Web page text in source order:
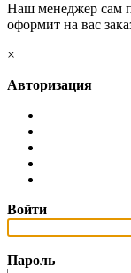
Наш менеджер сам
оформит на вас
×
Авторизация
Войти
Пароль